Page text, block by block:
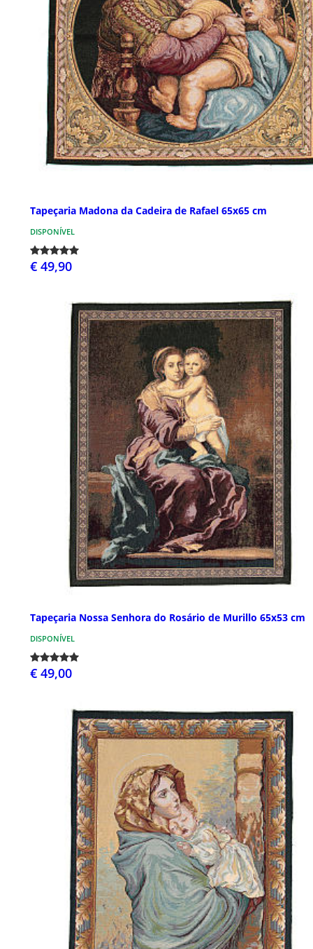
Tapeçaria Madona da Cadeira de Rafael 65x65 cm
DISPONÍVEL
€ 49,90
Tapeçaria Nossa Senhora do Rosário de Murillo 65x53 cm
DISPONÍVEL
€ 49,00